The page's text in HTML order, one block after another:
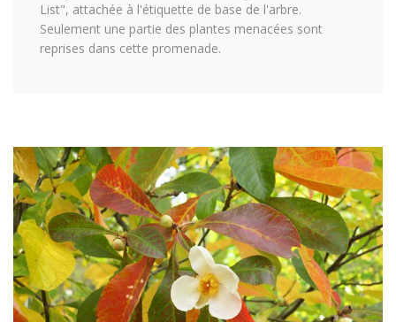
List", attachée à l'étiquette de base de l'arbre.
Seulement une partie des plantes menacées sont
reprises dans cette promenade.